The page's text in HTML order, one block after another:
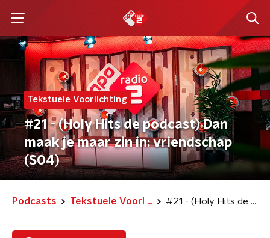
Tekstuele Voorlichting
#21 - (Holy Hits de podcast) Dan
maak je maar zin in: vriendschap
(S04)
Podcasts Tekstuele Voorl ... #21 - (Holy Hits de podcast) Dan maak je maar zin in: vriendschap (S04)